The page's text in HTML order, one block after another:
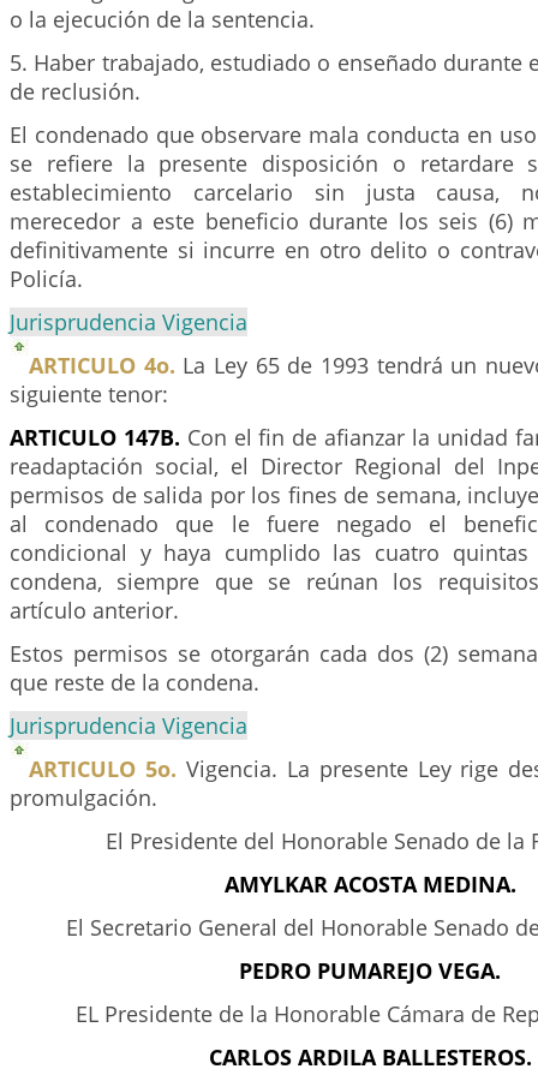
o la ejecución de la sentencia.
5. Haber trabajado, estudiado o enseñado durante
de reclusión.
El condenado que observare mala conducta en
se refiere la presente disposición o retardare
establecimiento carcelario sin justa causa,
merecedor a este beneficio durante los seis (6)
definitivamente si incurre en otro delito o
Policía.
Jurisprudencia Vigencia
ARTICULO 4o. La Ley 65 de 1993 tendrá un
siguiente tenor:
ARTICULO 147B. Con el fin de afianzar la unidad
readaptación social, el Director Regional del
permisos de salida por los fines de semana,
al condenado que le fuere negado el
condicional y haya cumplido las cuatro
condena, siempre que se reúnan los
artículo anterior.
Estos permisos se otorgarán cada dos (2)
que reste de la condena.
Jurisprudencia Vigencia
ARTICULO 5o. Vigencia. La presente Ley rige
promulgación.
El Presidente del Honorable Senado de la
AMYLKAR ACOSTA MEDINA.
El Secretario General del Honorable Senado
PEDRO PUMAREJO VEGA.
EL Presidente de la Honorable Cámara de
CARLOS ARDILA BALLESTEROS.